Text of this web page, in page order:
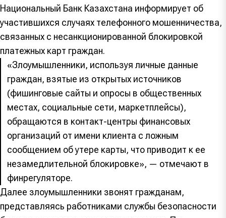
Национальный Банк Казахстана информирует об
участившихся случаях телефонного мошенничества,
связанных с несанкционированной блокировкой
платежных карт граждан.
«Злоумышленники, используя личные данные
граждан, взятые из открытых источников
(фишинговые сайты и опросы в общественных
местах, социальные сети, маркетплейсы),
обращаются в контакт-центры финансовых
организаций от имени клиента с ложным
сообщением об утере карты, что приводит к ее
незамедлительной блокировке», — отмечают в
финрегуляторе.
Далее злоумышленники звонят гражданам,
представляясь работниками службы безопасности